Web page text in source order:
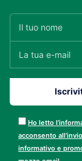
Ho letto
acconsento
informativo e